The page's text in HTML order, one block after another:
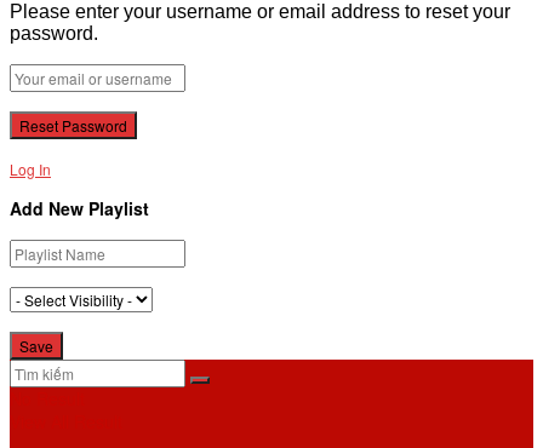
Please enter your username or email address to reset your
password.
Log In
Add New Playlist